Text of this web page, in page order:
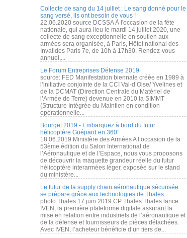
Collecte de sang du 14 juillet : Le sang donné pour le
sang versé, ils ont besoin de vous !
22.06.2020 source DCSSA À l'occasion de la fête
nationale, qui aura lieu le mardi 14 juillet 2020, une
collecte de sang exceptionnelle en soutien aux
armées sera organisée, à Paris, Hôtel national des
Invalides Paris 7e, de 10h à 17h30. Rendez-vous
annuel,...
Le Forum Entreprises Défense 2019
source: FED Manifestation biennale créée en 1989 à
l’initiative conjointe de la CCI Val-d’Oise/ Yvelines et
de la DCMAT (Direction Centrale du Matériel de
l’Armée de Terre) devenue en 2010 la SIMMT
(Structure Intégrée du Maintien en condition
opérationnelle...
Bourget 2019 - Embarquez à bord du futur
hélicoptère Guépard en 360°
18.06.2019 Ministère des Armées A l’occasion de la
53ème édition du Salon International de
l’Aéronautique et de l’Espace, nous vous proposons
de découvrir la maquette grandeur réelle du futur
hélicoptère interarmées léger, exposée sur le stand
du ministère...
Le futur de la supply chain aéronautique sécurisée
se prépare grâce aux technologies de Thales
photo Thales 17 juin 2019 CP Thales Thales lance
IVEN, la première plateforme digitale assurant la
mise en relation entre industriels de l’aéronautique et
de la défense et fournisseurs de pièces détachées.
Avec IVEN, l’acheteur bénéficie d’un tiers de...